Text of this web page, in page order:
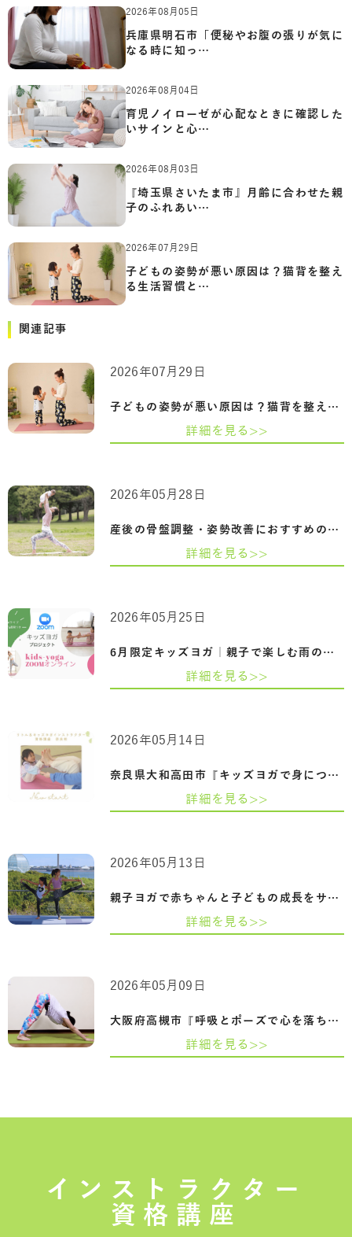
2026年08月05日
兵庫県明石市「便秘やお腹の張りが気に
なる時に知っ…
2026年08月04日
育児ノイローゼが心配なときに確認した
いサインと心…
2026年08月03日
『埼玉県さいたま市』月齢に合わせた親
子のふれあい…
2026年07月29日
子どもの姿勢が悪い原因は？猫背を整え
る生活習慣と…
関連記事
子どもの姿勢が悪い原因は？猫背を整える…
2026年07月29日
詳細を見る>>
産後の骨盤調整・姿勢改善におすすめのベ…
2026年05月28日
詳細を見る>>
6月限定キッズヨガ｜親子で楽しむ雨の日の…
2026年05月25日
詳細を見る>>
奈良県大和高田市『キッズヨガで身につく…
2026年05月14日
詳細を見る>>
親子ヨガで赤ちゃんと子どもの成長をサポ…
2026年05月13日
詳細を見る>>
大阪府高槻市『呼吸とポーズで心を落ち着…
2026年05月09日
詳細を見る>>
インストラクター
資格講座